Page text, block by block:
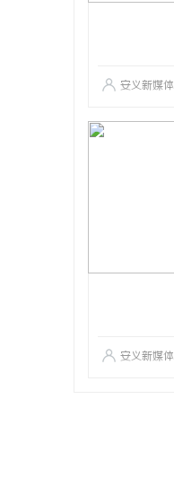
安义新媒体
安义新媒体